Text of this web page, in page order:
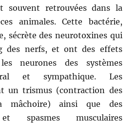
souvent retrouvées dans la
animales. Cette bactérie,
sécrète des neurotoxines qui
des nerfs, et ont des effets
neurones des systèmes
et sympathique. Les
un trismus (contraction des
mâchoire) ainsi que des
spasmes musculaires